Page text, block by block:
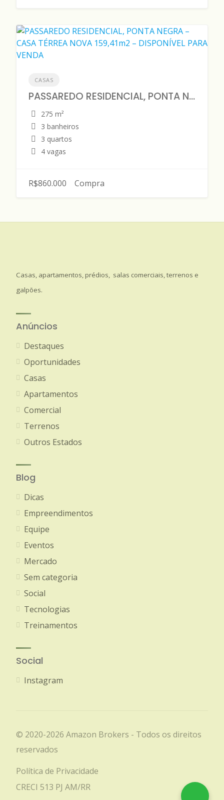
CASAS
PASSAREDO RESIDENCIAL, PONTA NEGRA – CASA TÉRREA NOVA 159,41m2 – DISPONÍVEL PARA VENDA
275 m²
3 banheiros
3 quartos
4 vagas
R$860.000 Compra
Casas, apartamentos, prédios, salas comerciais, terrenos e
galpões.
Anúncios
Destaques
Oportunidades
Casas
Apartamentos
Comercial
Terrenos
Outros Estados
Blog
Dicas
Empreendimentos
Equipe
Eventos
Mercado
Sem categoria
Social
Tecnologias
Treinamentos
Social
Instagram
© 2020-2026 Amazon Brokers - Todos os direitos
reservados
Política de Privacidade
CRECI 513 PJ AM/RR